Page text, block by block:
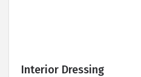
Interior Dressing ​